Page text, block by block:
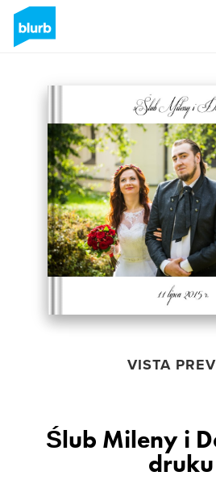
VISTA
Ślub Mileny i
druku